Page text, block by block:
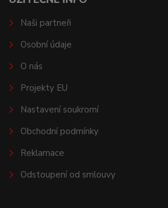
Naši partneři
Osobní údaje
O nás
Projekty EU
Nastavení soukromí
Obchodní podmínky
Reklamace
Odstoupení od smlouvy